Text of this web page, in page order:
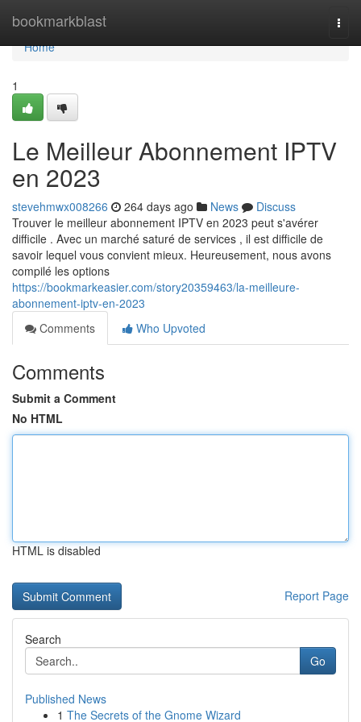
bookmarkblast
Home
Home
1
Le Meilleur Abonnement IPTV
en 2023
stevehmwx008266 264 days ago News
Discuss
Trouver le meilleur abonnement IPTV en 2023 peut s'avérer
difficile . Avec un marché saturé de services , il est difficile de
savoir lequel vous convient mieux. Heureusement, nous avons
compilé les options
https://bookmarkeasier.com/story20359463/la-meilleure-
abonnement-iptv-en-2023
Comments
Who Upvoted
Comments
Submit a Comment
No HTML
HTML is disabled
Report Page
Search
Go
Published News
1 The Secrets of the Gnome Wizard